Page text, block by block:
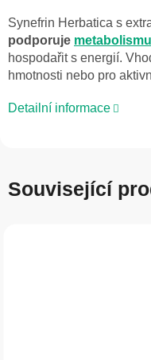
Synefrin Herbatica s
podporuje
hospodařit s energií.
hmotnosti nebo pro
Detailní informace
Související